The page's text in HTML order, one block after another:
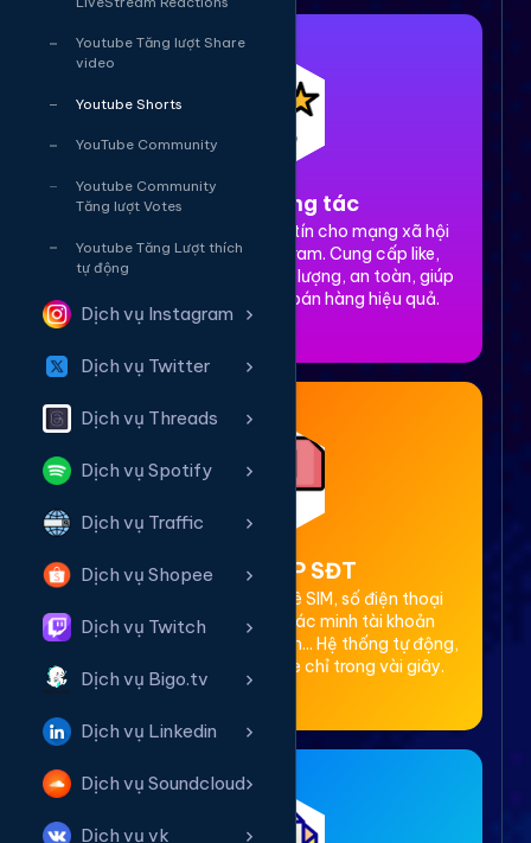
Youtube Tăng lượt Share
video
Youtube Shorts
YouTube Community
Youtube Community
Tăng lượt Votes
Youtube Tăng Lượt thích
tự động
Dịch vụ Instagram
Dịch vụ Twitter
Dịch vụ Threads
Dịch vụ Spotify
Dịch vụ Traffic
Dịch vụ Shopee
Dịch vụ Twitch
Dịch vụ Bigo.tv
Dịch vụ Linkedin
Dịch vụ Soundcloud
Dịch vụ vk
1. Tăng tương tác
Dịch vụ tăng tương tác uy tín cho mạng xã hội
Facebook, TikTok, Instagram. Cung cấp like,
share, comment, view chất lượng, an toàn, giúp
xây dựng thương hiệu và bán hàng hiệu quả.
2. Thuê OTP SĐT
Cung cấp dịch vụ cho thuê SIM, số điện thoại
(SĐT) để nhận mã OTP xác minh tài khoản
Facebook, Google, Telegram... Hệ thống tự động,
bảo mật, giá rẻ, nhận code chỉ trong vài giây.